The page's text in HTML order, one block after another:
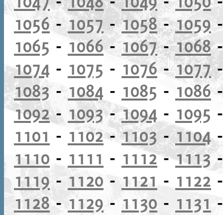
1056 -1057 -1058-1059
1065 - 1066-1067-1068
1074 - 1075 - 1076-1077
1083- 1084 - 1085 - 1086
1092- 1093-1094 - 1095
1101 - 1102-1103- 1104
1110 - 1111 - 1112-1113
1119 - 1120 - 1121 - 1122
1128- 1129 - 1130 - 1131